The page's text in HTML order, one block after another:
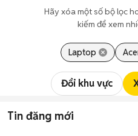
Hãy xóa một số bộ lọc
kiếm để xem
Laptop
Đổi khu vực
Tin đăng mới